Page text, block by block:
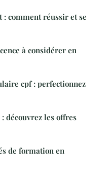
comment réussir et se
à considérer en
cpf : perfectionnez
découvrez les offres
de formation en